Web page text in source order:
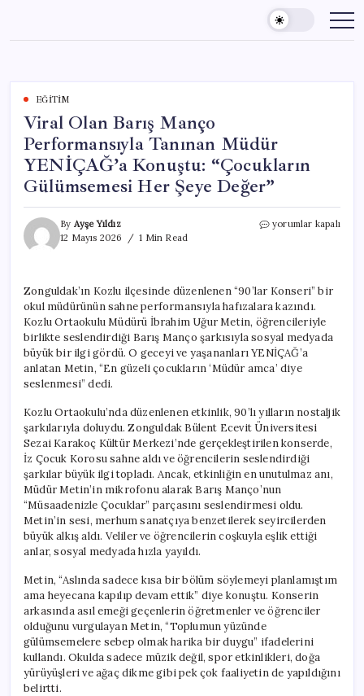
content
EĞITIM
Viral Olan Barış Manço
Performansıyla Tanınan Müdür
YENİÇAĞ’a Konuştu: “Çocukların
Gülümsemesi Her Şeye Değer”
By Ayşe Yıldız
12 Mayıs 2026
1 Min Read
Viral
Tanınan
Müdür
YENİÇAĞ’a
Konuştu:
“Çocukların
Gülümsemesi
Her
için
yorumlar kapalı
Zonguldak’ın Kozlu ilçesinde düzenlenen “90’lar Konseri” bir
okul müdürünün sahne performansıyla hafızalara kazındı.
Kozlu Ortaokulu Müdürü İbrahim Uğur Metin, öğrencileriyle
birlikte seslendirdiği Barış Manço şarkısıyla sosyal medyada
büyük bir ilgi gördü. O geceyi ve yaşananları YENİÇAĞ’a
anlatan Metin, “En güzeli çocukların ‘Müdür amca’ diye
seslenmesi” dedi.
Kozlu Ortaokulu’nda düzenlenen etkinlik, 90’lı yılların nostaljik
şarkılarıyla doluydu. Zonguldak Bülent Ecevit Üniversitesi
Sezai Karakoç Kültür Merkezi’nde gerçekleştirilen konserde,
İz Çocuk Korosu sahne aldı ve öğrencilerin seslendirdiği
şarkılar büyük ilgi topladı. Ancak, etkinliğin en unutulmaz anı,
Müdür Metin’in mikrofonu alarak Barış Manço’nun
“Müsaadenizle Çocuklar” parçasını seslendirmesi oldu.
Metin’in sesi, merhum sanatçıya benzetilerek seyircilerden
büyük alkış aldı. Veliler ve öğrencilerin coşkuyla eşlik ettiği
anlar, sosyal medyada hızla yayıldı.
Metin, “Aslında sadece kısa bir bölüm söylemeyi planlamıştım
ama heyecana kapılıp devam ettik” diye konuştu. Konserin
arkasında asıl emeği geçenlerin öğretmenler ve öğrenciler
olduğunu vurgulayan Metin, “Toplumun yüzünde
gülümsemelere sebep olmak harika bir duygu” ifadelerini
kullandı. Okulda sadece müzik değil, spor etkinlikleri, doğa
yürüyüşleri ve ağaç dikme gibi pek çok faaliyetin de yapıldığını
belirtti.